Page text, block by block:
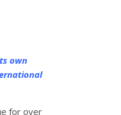
own
for over